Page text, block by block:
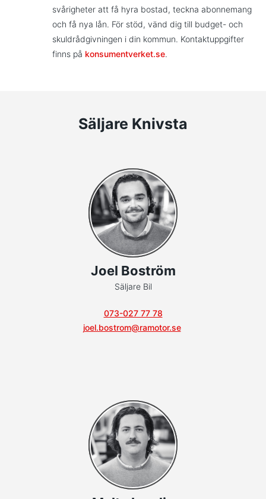
svårigheter att få hyra bostad, teckna abonnemang
och få nya lån. För stöd, vänd dig till budget- och
skuldrådgivningen i din kommun. Kontaktuppgifter
finns på konsumentverket.se.
Säljare Knivsta
Joel Boström
Säljare Bil
073-027 77 78
joel.bostrom@ramotor.se